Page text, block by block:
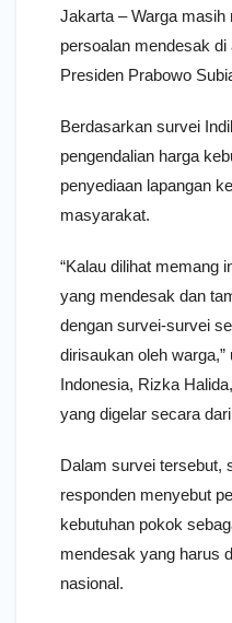
Jakarta – Warga masih
persoalan mendesak
Presiden Prabowo
Berdasarkan survei
pengendalian harga
penyediaan lapangan
masyarakat.
“Kalau dilihat memang
yang mendesak dan
dengan survei-survei
dirisaukan oleh
Indonesia, Rizka
yang digelar secara
Dalam survei tersebut,
responden menyebut
kebutuhan pokok
mendesak yang harus
nasional.